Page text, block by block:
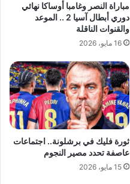
مباراة النصر وغامبا أوساكا نهائي
دوري أبطال آسيا 2 .. الموعد
والقنوات الناقلة
16 مايو، 2026
ثورة فليك في برشلونة.. اجتماعات
عاصفة تحدد مصير النجوم
15 مايو، 2026